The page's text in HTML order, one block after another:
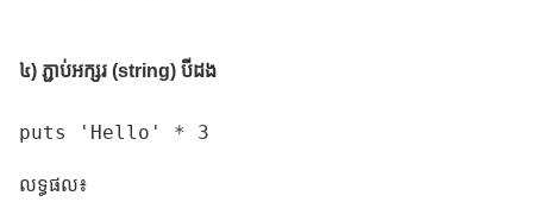
៤) ភ្ជាប់អក្សរ (string) បីដង
puts 'Hello' * 3
លទ្ធផល៖